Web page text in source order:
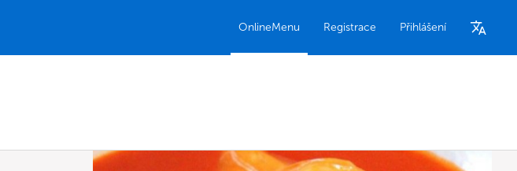
OnlineMenu Registrace Přihlášení